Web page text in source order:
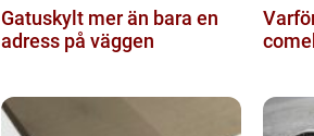
Gatuskylt mer än bara en
adress på väggen